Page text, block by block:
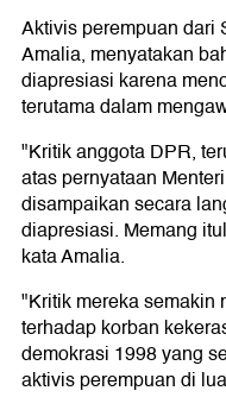
Aktivis perempuan dari
Amalia, menyatakan
diapresiasi karena
terutama dalam
"Kritik anggota DPR,
atas pernyataan
disampaikan secara
diapresiasi. Memang
kata Amalia.
"Kritik mereka semakin
terhadap korban
demokrasi 1998 yang
aktivis perempuan di